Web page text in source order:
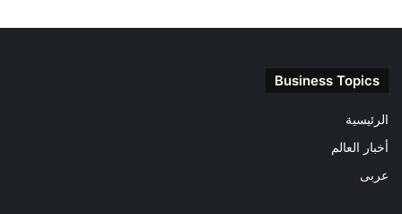
Business Topics
الرئيسية
أخبار العالم
عربى